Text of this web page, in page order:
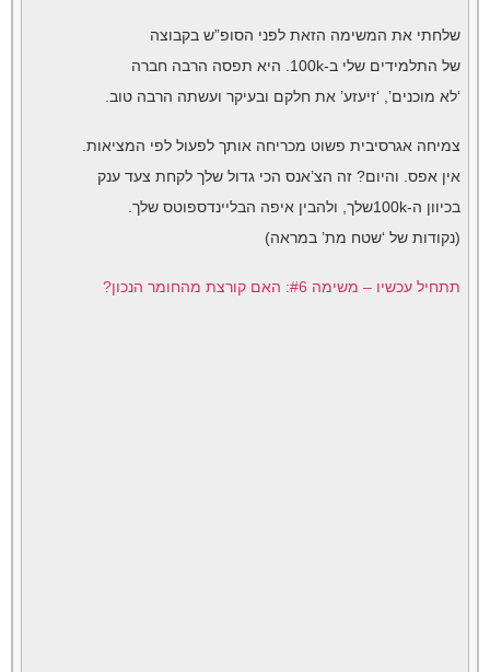
שלחתי את המשימה הזאת לפני הסופ”ש בקבוצה
של התלמידים שלי ב-100k. היא תפסה הרבה חברה
‘לא מוכנים’, ‘זיעזע’ את חלקם ובעיקר ועשתה הרבה טוב.
צמיחה אגרסיבית פשוט מכריחה אותך לפעול לפי המציאות.
אין אפס. והיום? זה הצ’אנס הכי גדול שלך לקחת צעד ענק
בכיוון ה-100kשלך, ולהבין איפה הבליינדספוטס שלך.
(נקודות של ‘שטח מת’ במראה)
תתחיל עכשיו – משימה #6: האם קורצת מהחומר הנכון?